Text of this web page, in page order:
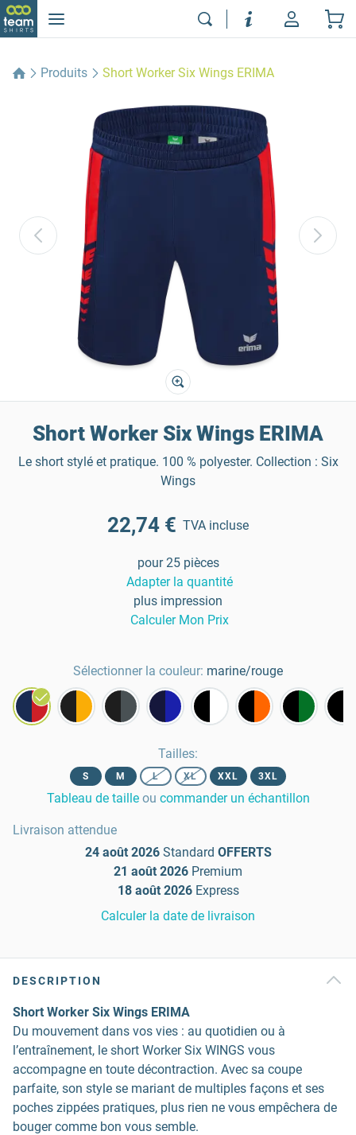
Produits Short Worker Six Wings ERIMA
Short Worker Six Wings ERIMA
Le short stylé et pratique. 100 % polyester. Collection : Six
Wings
22,74 € TVA incluse
pour 25 pièces
Adapter la quantité
plus impression
Calculer Mon Prix
Sélectionner la couleur: marine/rouge
Tailles:
S M L XL XXL 3XL
Tableau de taille ou commander un échantillon
Livraison attendue
24 août 2026 Standard OFFERTS
21 août 2026 Premium
18 août 2026 Express
Calculer la date de livraison
DESCRIPTION
Short Worker Six Wings ERIMA
Du mouvement dans vos vies : au quotidien ou à
l’entraînement, le short Worker Six WINGS vous
accompagne en toute décontraction. Avec sa coupe
parfaite, son style se mariant de multiples façons et ses
poches zippées pratiques, plus rien ne vous empêchera de
bouger comme bon vous semble.